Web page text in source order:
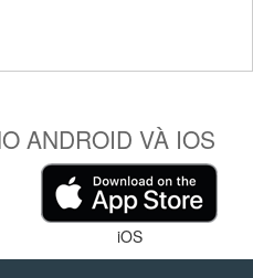
ANDROID VÀ IOS
iOS